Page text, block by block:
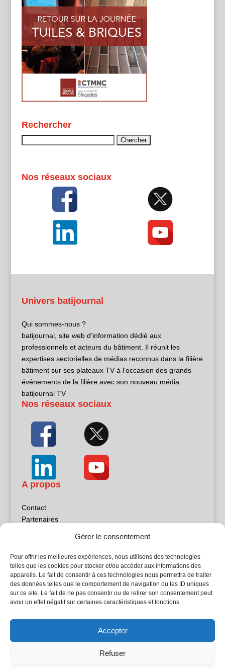
Gérer le consentement
Pour offrir les meilleures expériences, nous utilisons des technologies
telles que les cookies pour stocker et/ou accéder aux informations des
appareils. Le fait de consentir à ces technologies nous permettra de traiter
des données telles que le comportement de navigation ou les ID uniques
sur ce site. Le fait de ne pas consentir ou de retirer son consentement peut
avoir un effet négatif sur certaines caractéristiques et fonctions.
Accepter
Refuser
Rechercher
Nos réseaux sociaux
Univers batijournal
Qui sommes-nous ?
batijournal, site web d’information dédié aux
professionnels et acteurs du bâtiment. Il réunit les
expertises sectorielles de médias reconnus dans la filière
bâtiment sur ses plateaux TV à l’occasion des grands
événements de la filière avec son nouveau média
batijournal TV
Nos réseaux sociaux
A propos
Contact
Partenaires
Politique de confidentialité
Sites partenaires
5Façades
Atrium Patrimoine